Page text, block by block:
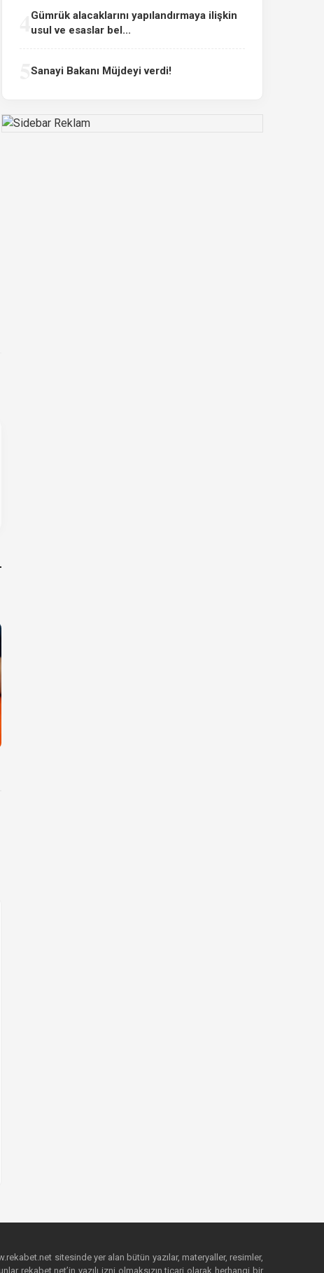
Gümrük alacaklarını yapılandırmaya ilişkin
usul ve esaslar bel...
Sanayi Bakanı Müjdeyi verdi!
sitesinde yer alan bütün yazılar, materyaller, resimler,
rekabet.net’in yazılı izni olmaksızın ticari olarak herhangi bir